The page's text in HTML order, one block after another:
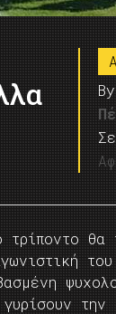
By
θα
του
την